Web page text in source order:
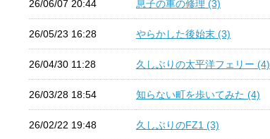
26/06/07 20:44 息子の車の修理 (3)
26/05/23 16:28 やらかした後始末 (3)
26/04/30 11:28 久しぶりの太平洋フェリー (4)
26/03/28 18:54 知らない町を歩いてみた (4)
26/02/22 19:48 久しぶりのFZ1 (3)